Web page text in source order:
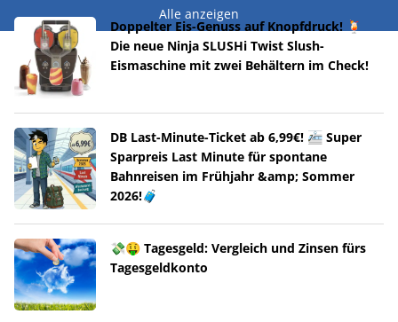
Alle anzeigen
Doppelter Eis-Genuss auf Knopfdruck! 🍹
Die neue Ninja SLUSHi Twist Slush-
Eismaschine mit zwei Behältern im Check!
DB Last-Minute-Ticket ab 6,99€! 🚈 Super
Sparpreis Last Minute für spontane
Bahnreisen im Frühjahr &amp; Sommer
2026!🧳
💸🤑 Tagesgeld: Vergleich und Zinsen fürs
Tagesgeldkonto